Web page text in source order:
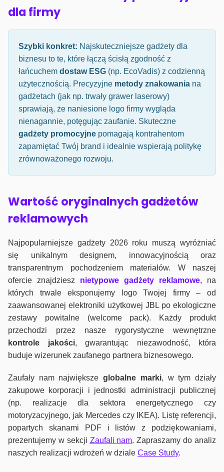
dla firmy
Szybki konkret: Najskuteczniejsze gadżety dla
biznesu to te, które łączą ścisłą zgodność z
łańcuchem dostaw ESG (np. EcoVadis) z codzienną
użytecznością. Precyzyjne metody znakowania na
gadżetach (jak np. trwały grawer laserowy)
sprawiają, że naniesione logo firmy wygląda
nienagannie, potęgując zaufanie. Skuteczne
gadżety promocyjne pomagają kontrahentom
zapamiętać Twój brand i idealnie wspierają politykę
zrównoważonego rozwoju.
Wartość oryginalnych gadżetów
reklamowych
Najpopularniejsze gadżety 2026 roku muszą wyróżniać
się unikalnym designem, innowacyjnością oraz
transparentnym pochodzeniem materiałów. W naszej
ofercie znajdziesz nietypowe gadżety reklamowe, na
których trwale eksponujemy logo Twojej firmy – od
zaawansowanej elektroniki użytkowej JBL po ekologiczne
zestawy powitalne (welcome pack). Każdy produkt
przechodzi przez nasze rygorystyczne wewnętrzne
kontrole jakości, gwarantując niezawodność, która
buduje wizerunek zaufanego partnera biznesowego.
Zaufały nam największeglobalne marki, w tym działy
zakupowe korporacji i jednostki administracji publicznej
(np. realizacje dla sektora energetycznego czy
motoryzacyjnego, jak Mercedes czy IKEA). Listę referencji,
popartych skanami PDF i listów z podziękowaniami,
prezentujemy w sekcji Zaufali nam. Zapraszamy do analiz
naszych realizacji wdrożeń w dziale Case Study.